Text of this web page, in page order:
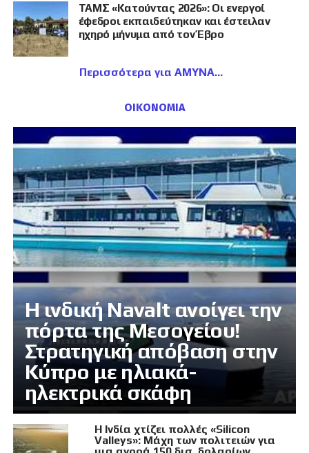
ΤΑΜΣ «Κατούντας 2026»: Οι ενεργοί
έφεδροι εκπαιδεύτηκαν και έστειλαν
ηχηρό μήνυμα από τον Έβρο
Περισσότερα για ΑΜΥΝΑ
ΟΙΚΟΝΟΜΙΑ
Η ινδική Navalt ανοίγει την
πόρτα της Μεσογείου!
Στρατηγική απόβαση στην
Κύπρο με ηλιακά-
ηλεκτρικά σκάφη
Η Ινδία χτίζει πολλές «Silicon
Valleys»: Μάχη των πολιτειών για